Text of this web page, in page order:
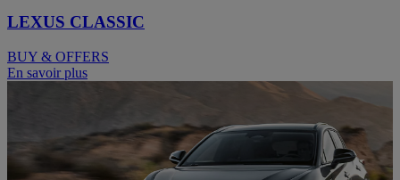
LEXUS CLASSIC
BUY & OFFERS
En savoir plus